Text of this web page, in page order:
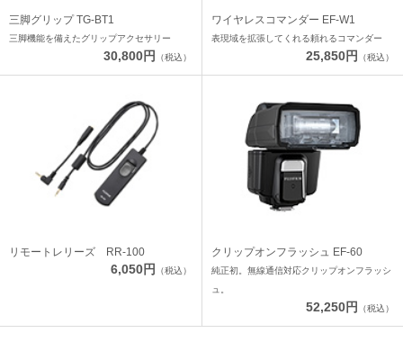
三脚グリップ TG-BT1
三脚機能を備えたグリップアクセサリー
30,800円 （税込）
ワイヤレスコマンダー EF-W1
表現域を拡張してくれる頼れるコマンダー
25,850円 （税込）
リモートレリーズ RR-100
6,050円 （税込）
クリップオンフラッシュ EF-60
純正初。無線通信対応クリップオンフラッシ
ュ。
52,250円 （税込）